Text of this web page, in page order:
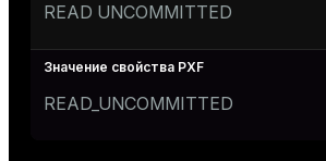
READ UNCOMMITTED
READ_UNCOMMITTED